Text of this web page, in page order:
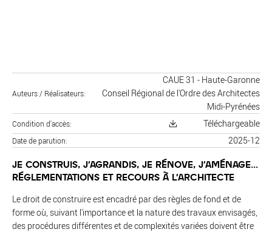
Auteurs / Réalisateurs
CAUE 31 - Haute-Garonne
Conseil Régional de l'Ordre des Architectes
Midi-Pyrénées
Condition d'accès Téléchargeable
Date de parution 2025-12
JE CONSTRUIS, J'AGRANDIS, JE RÉNOVE, J'AMÉNAGE...
RÉGLEMENTATIONS ET RECOURS À L'ARCHITECTE
Le droit de construire est encadré par des règles de fond et de
forme où, suivant l'importance et la nature des travaux envisagés,
des procédures différentes et de complexités variées doivent être